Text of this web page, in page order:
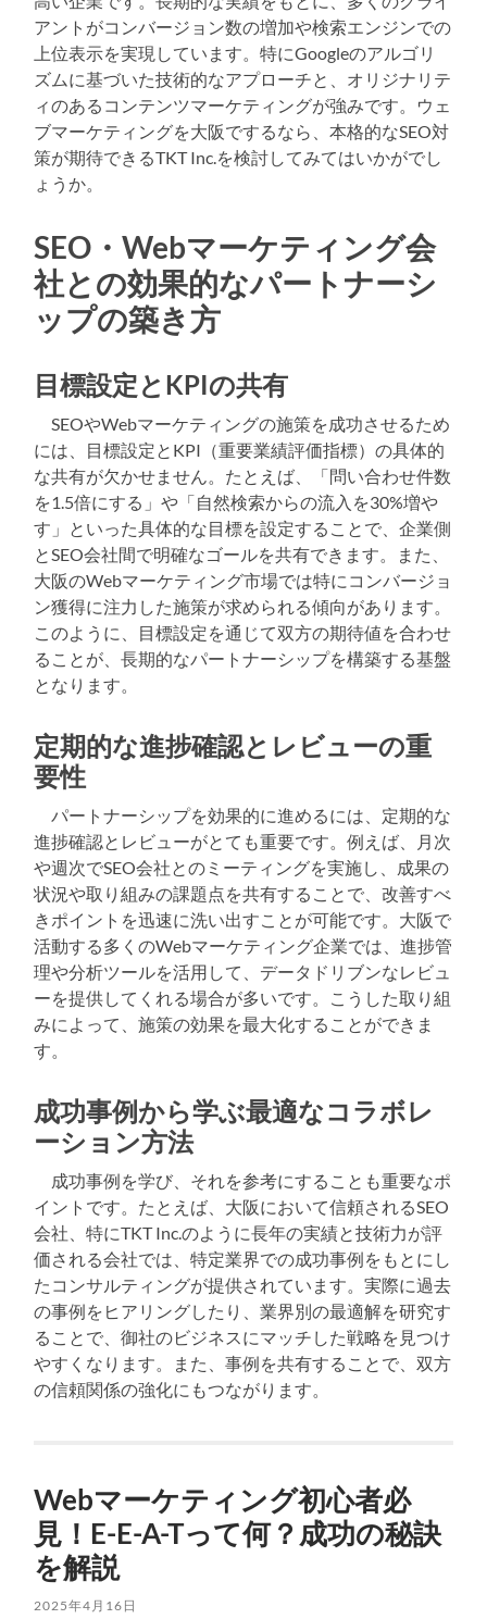
アントがコンバージョン数の増加や検索エンジンでの
上位表示を実現しています。特にGoogleのアルゴリ
ズムに基づいた技術的なアプローチと、オリジナリテ
ィのあるコンテンツマーケティングが強みです。ウェ
ブマーケティングを大阪でするなら、本格的なSEO対
策が期待できるTKT Inc.を検討してみてはいかがでし
ょうか。
SEO・Webマーケティング会
社との効果的なパートナーシ
ップの築き方
目標設定とKPIの共有
SEOやWebマーケティングの施策を成功させるため
には、目標設定とKPI（重要業績評価指標）の具体的
な共有が欠かせません。たとえば、「問い合わせ件数
を1.5倍にする」や「自然検索からの流入を30%増や
す」といった具体的な目標を設定することで、企業側
とSEO会社間で明確なゴールを共有できます。また、
大阪のWebマーケティング市場では特にコンバージョ
ン獲得に注力した施策が求められる傾向があります。
このように、目標設定を通じて双方の期待値を合わせ
ることが、長期的なパートナーシップを構築する基盤
となります。
定期的な進捗確認とレビューの重
要性
パートナーシップを効果的に進めるには、定期的な
進捗確認とレビューがとても重要です。例えば、月次
や週次でSEO会社とのミーティングを実施し、成果の
状況や取り組みの課題点を共有することで、改善すべ
きポイントを迅速に洗い出すことが可能です。大阪で
活動する多くのWebマーケティング企業では、進捗管
理や分析ツールを活用して、データドリブンなレビュ
ーを提供してくれる場合が多いです。こうした取り組
みによって、施策の効果を最大化することができま
す。
成功事例から学ぶ最適なコラボレ
ーション方法
成功事例を学び、それを参考にすることも重要なポ
イントです。たとえば、大阪において信頼されるSEO
会社、特にTKT Inc.のように長年の実績と技術力が評
価される会社では、特定業界での成功事例をもとにし
たコンサルティングが提供されています。実際に過去
の事例をヒアリングしたり、業界別の最適解を研究す
ることで、御社のビジネスにマッチした戦略を見つけ
やすくなります。また、事例を共有することで、双方
の信頼関係の強化にもつながります。
Webマーケティング初心者必
見！E-E-A-Tって何？成功の秘訣
を解説
2025年4月16日